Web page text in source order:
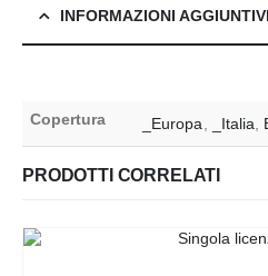
INFORMAZIONI
Copertura _Europa _Italia
PRODOTTI CORRELATI